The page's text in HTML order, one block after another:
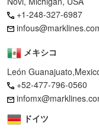
+1-248-327-6987
メキシコ
León
+52-477-796-0560
ドイツ